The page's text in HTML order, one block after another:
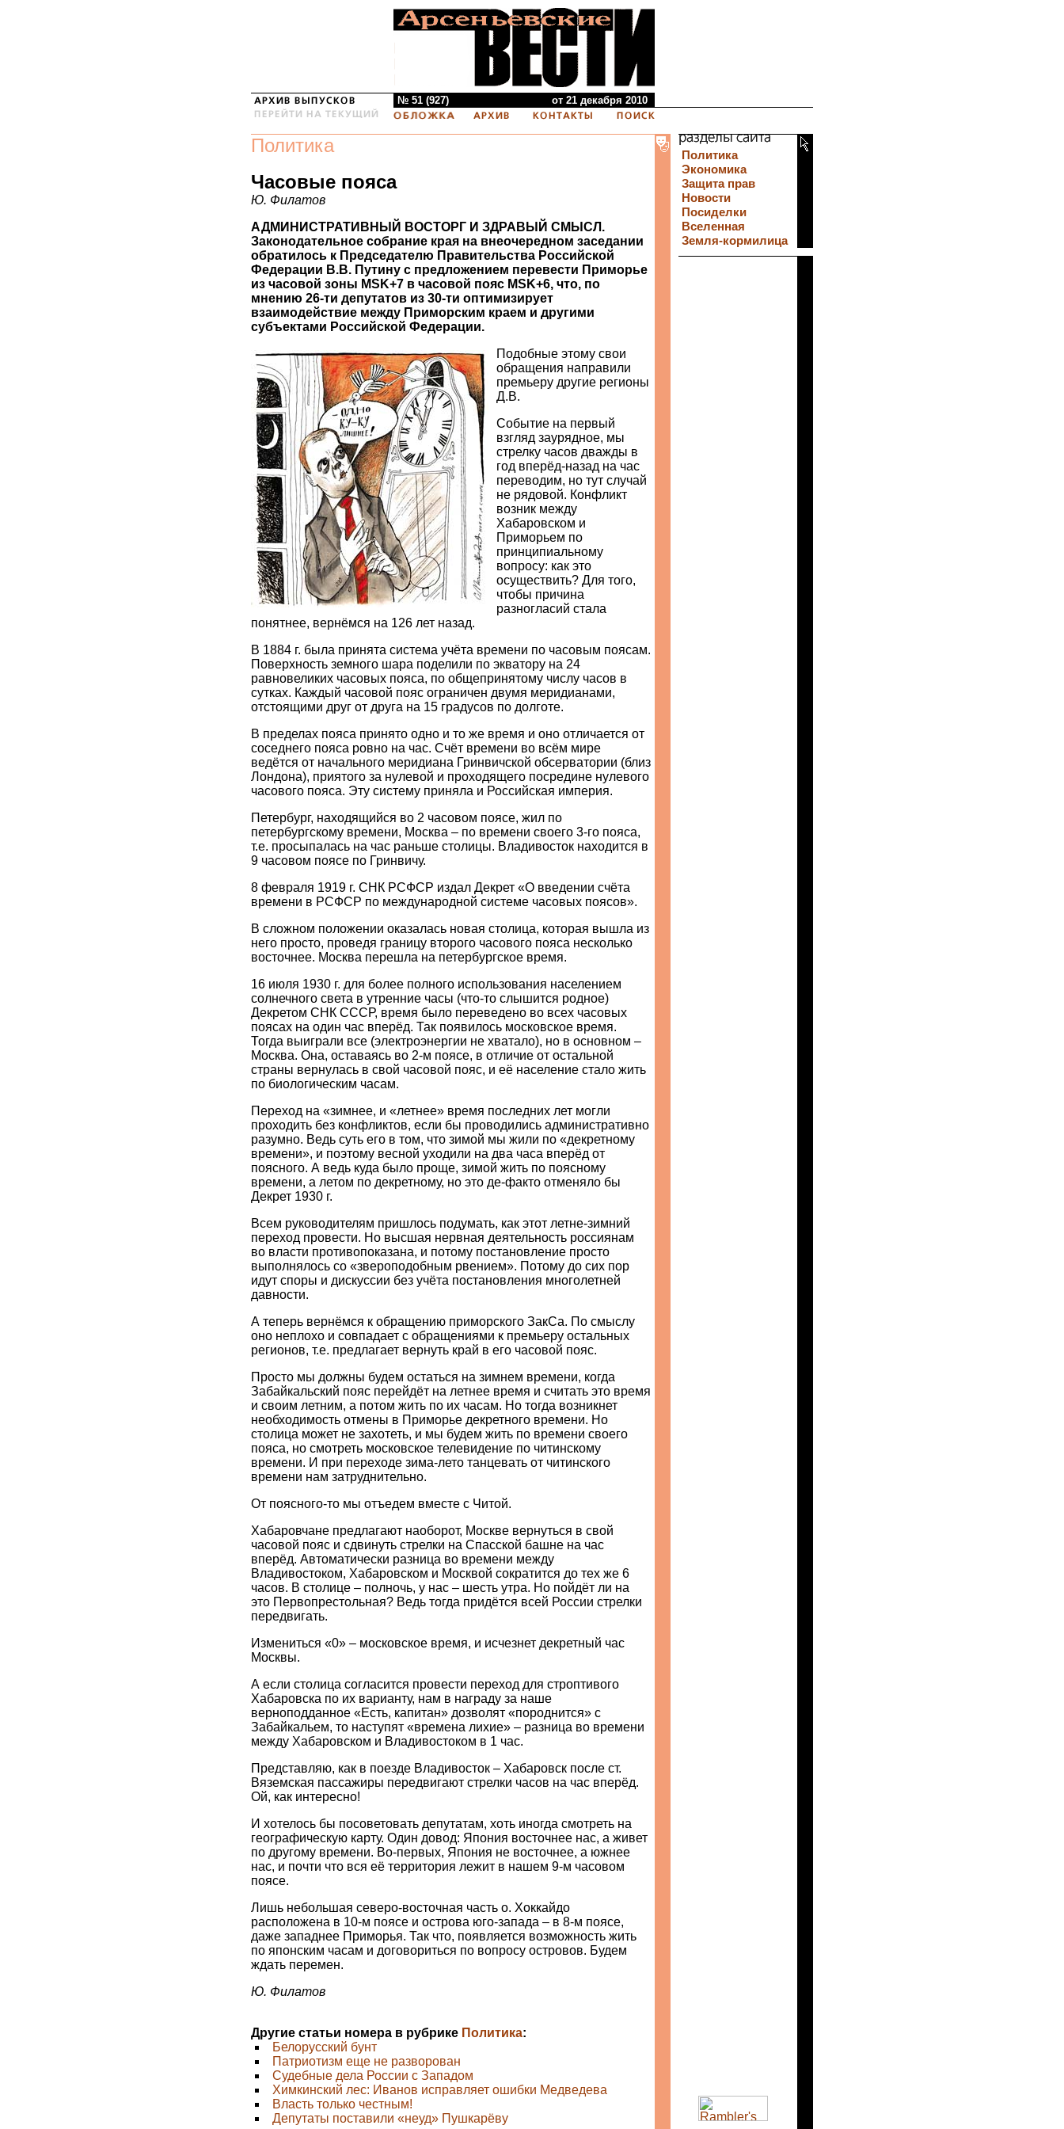
№ 51 (927) от 21 декабря 2010
Политика
Часовые пояса
Ю. Филатов
АДМИНИСТРАТИВНЫЙ ВОСТОРГ И ЗДРАВЫЙ СМЫСЛ.
Законодательное собрание края на внеочередном заседании
обратилось к Председателю Правительства Российской
Федерации В.В. Путину с предложением перевести Приморье
из часовой зоны MSK+7 в часовой пояс MSK+6, что, по
мнению 26-ти депутатов из 30-ти оптимизирует
взаимодействие между Приморским краем и другими
субъектами Российской Федерации.
Подобные этому свои
обращения направили
премьеру другие регионы
Д.В.
Событие на первый
взгляд заурядное, мы
стрелку часов дважды в
год вперёд-назад на час
переводим, но тут случай
не рядовой. Конфликт
возник между
Хабаровском и
Приморьем по
принципиальному
вопросу: как это
осуществить? Для того,
чтобы причина
разногласий стала
понятнее, вернёмся на 126 лет назад.
В 1884 г. была принята система учёта времени по часовым поясам.
Поверхность земного шара поделили по экватору на 24
равновеликих часовых пояса, по общепринятому числу часов в
сутках. Каждый часовой пояс ограничен двумя меридианами,
отстоящими друг от друга на 15 градусов по долготе.
В пределах пояса принято одно и то же время и оно отличается от
соседнего пояса ровно на час. Счёт времени во всём мире
ведётся от начального меридиана Гринвичской обсерватории (близ
Лондона), приятого за нулевой и проходящего посредине нулевого
часового пояса. Эту систему приняла и Российская империя.
Петербург, находящийся во 2 часовом поясе, жил по
петербургскому времени, Москва – по времени своего 3-го пояса,
т.е. просыпалась на час раньше столицы. Владивосток находится в
9 часовом поясе по Гринвичу.
8 февраля 1919 г. СНК РСФСР издал Декрет «О введении счёта
времени в РСФСР по международной системе часовых поясов».
В сложном положении оказалась новая столица, которая вышла из
него просто, проведя границу второго часового пояса несколько
восточнее. Москва перешла на петербургское время.
16 июля 1930 г. для более полного использования населением
солнечного света в утренние часы (что-то слышится родное)
Декретом СНК СССР, время было переведено во всех часовых
поясах на один час вперёд. Так появилось московское время.
Тогда выиграли все (электроэнергии не хватало), но в основном –
Москва. Она, оставаясь во 2-м поясе, в отличие от остальной
страны вернулась в свой часовой пояс, и её население стало жить
по биологическим часам.
Переход на «зимнее, и «летнее» время последних лет могли
проходить без конфликтов, если бы проводились административно
разумно. Ведь суть его в том, что зимой мы жили по «декретному
времени», и поэтому весной уходили на два часа вперёд от
поясного. А ведь куда было проще, зимой жить по поясному
времени, а летом по декретному, но это де-факто отменяло бы
Декрет 1930 г.
Всем руководителям пришлось подумать, как этот летне-зимний
переход провести. Но высшая нервная деятельность россиянам
во власти противопоказана, и потому постановление просто
выполнялось со «звероподобным рвением». Потому до сих пор
идут споры и дискуссии без учёта постановления многолетней
давности.
А теперь вернёмся к обращению приморского ЗакСа. По смыслу
оно неплохо и совпадает с обращениями к премьеру остальных
регионов, т.е. предлагает вернуть край в его часовой пояс.
Просто мы должны будем остаться на зимнем времени, когда
Забайкальский пояс перейдёт на летнее время и считать это время
и своим летним, а потом жить по их часам. Но тогда возникнет
необходимость отмены в Приморье декретного времени. Но
столица может не захотеть, и мы будем жить по времени своего
пояса, но смотреть московское телевидение по читинскому
времени. И при переходе зима-лето танцевать от читинского
времени нам затруднительно.
От поясного-то мы отъедем вместе с Читой.
Хабаровчане предлагают наоборот, Москве вернуться в свой
часовой пояс и сдвинуть стрелки на Спасской башне на час
вперёд. Автоматически разница во времени между
Владивостоком, Хабаровском и Москвой сократится до тех же 6
часов. В столице – полночь, у нас – шесть утра. Но пойдёт ли на
это Первопрестольная? Ведь тогда придётся всей России стрелки
передвигать.
Измениться «0» – московское время, и исчезнет декретный час
Москвы.
А если столица согласится провести переход для строптивого
Хабаровска по их варианту, нам в награду за наше
верноподданное «Есть, капитан» дозволят «породнится» с
Забайкальем, то наступят «времена лихие» – разница во времени
между Хабаровском и Владивостоком в 1 час.
Представляю, как в поезде Владивосток – Хабаровск после ст.
Вяземская пассажиры передвигают стрелки часов на час вперёд.
Ой, как интересно!
И хотелось бы посоветовать депутатам, хоть иногда смотреть на
географическую карту. Один довод: Япония восточнее нас, а живет
по другому времени. Во-первых, Япония не восточнее, а южнее
нас, и почти что вся её территория лежит в нашем 9-м часовом
поясе.
Лишь небольшая северо-восточная часть о. Хоккайдо
расположена в 10-м поясе и острова юго-запада – в 8-м поясе,
даже западнее Приморья. Так что, появляется возможность жить
по японским часам и договориться по вопросу островов. Будем
ждать перемен.
Ю. Филатов
Другие статьи номера в рубрике Политика:
Белорусский бунт
Патриотизм еще не разворован
Судебные дела России с Западом
Химкинский лес: Иванов исправляет ошибки Медведева
Власть только честным!
Депутаты поставили «неуд» Пушкарёву
Политика
Экономика
Защита прав
Новости
Посиделки
Вселенная
Земля-кормилица